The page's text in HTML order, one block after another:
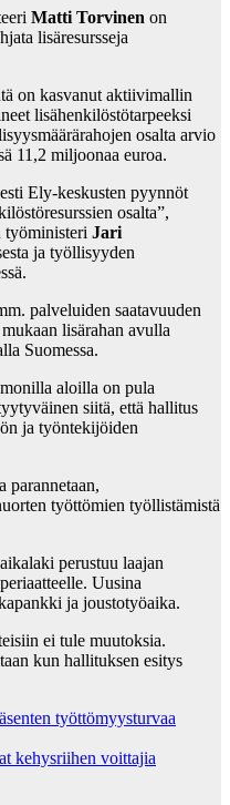
Matti Torvinen on
lisäresursseja
on kasvanut aktiivimallin
lisähenkilöstötarpeeksi
osalta arvio
11,2 miljoonaa euroa.
Ely-keskusten pyynnöt
osalta”,
työministeri Jari
ja työllisyyden
palveluiden saatavuuden
lisärahan avulla
Suomessa.
aloilla on pula
siitä, että hallitus
ja työntekijöiden
parannetaan,
työttömien työllistämistä
perustuu laajan
Uusina
ja joustotyöaika.
ei tule muutoksia.
kun hallituksen esitys
työttömyysturvaa
kehysriihen voittajia